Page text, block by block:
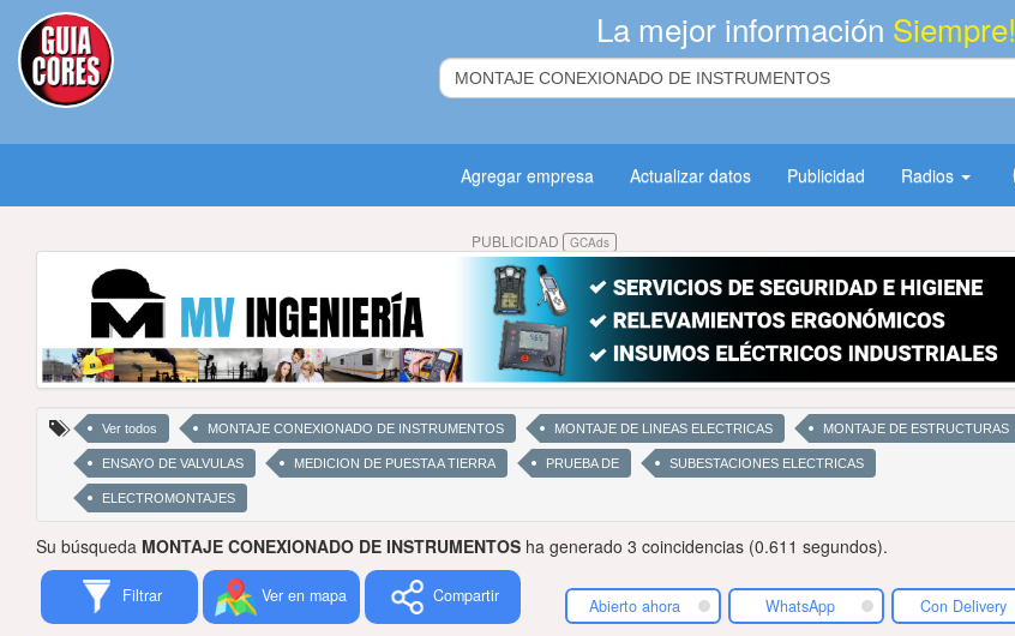
La mejor información Siempre!
Agregar empresa Actualizar datos Publicidad Radios
PUBLICIDAD GCAds
Ver todos MONTAJE CONEXIONADO DE INSTRUMENTOS MONTAJE DE LINEAS ELECTRICAS MONTAJE DE ESTRUCTURAS
ENSAYO DE VALVULAS MEDICION DE PUESTA A TIERRA PRUEBA DE SUBESTACIONES ELECTRICAS
ELECTROMONTAJES
Su búsqueda MONTAJE CONEXIONADO DE INSTRUMENTOS ha generado 3 coincidencias (0.611 segundos).
Filtrar Ver en mapa Compartir Abierto ahora WhatsApp Con Delivery